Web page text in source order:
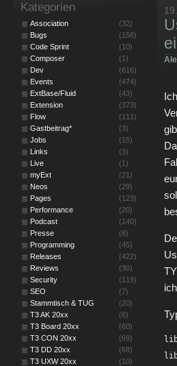
Kategorien
Association
(32)
Bugs
(156)
Code Sprint
(10)
Composer
(1)
Dev
(616)
Events
(474)
ExtBase/Fluid
(43)
Extension
(373)
Flow
(111)
Gastbeitrag*
(3)
Jobs
(15)
Links
(3)
Live
(1)
myExt
(21)
Neos
(29)
Pages
(123)
Performance
(20)
Podcast
(140)
Presse
(8)
Programming
(45)
Releases
(422)
Reviews
(30)
Security
(119)
SEO
(7)
Stammtisch & TUG
(20)
T3 AK 20xx
(6)
T3 Board 20xx
(60)
T3 CON 20xx
(69)
T3 DD 20xx
(68)
T3 UXW 20xx
(10)